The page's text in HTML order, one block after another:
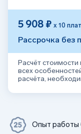
5 908 ₽ х 10
Рассрочка без
Расчёт
всех
расчёта,
Опыт работы